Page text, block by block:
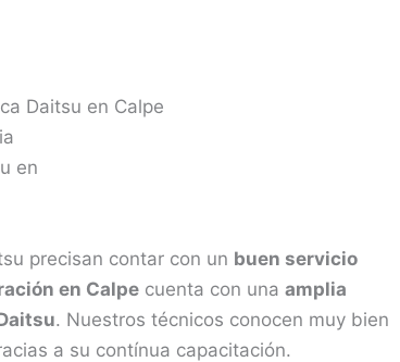
Daitsu en Calpe
precisan contar con un buen servicio
en Calpe cuenta con una amplia
. Nuestros técnicos conocen muy bien
a su contínua capacitación.